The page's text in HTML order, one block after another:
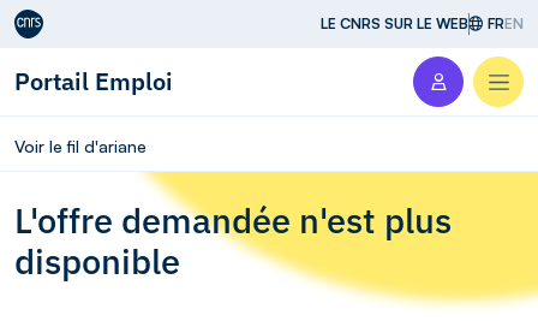
Aller au contenu LE CNRS SUR LE WEB FREN
Portail Emploi
Voir le fil d'ariane
L'offre demandée n'est plus
disponible